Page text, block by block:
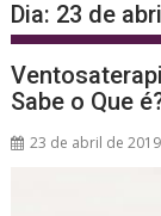
Dia: 23 de
Sabe o Que
23 de abril de 2019